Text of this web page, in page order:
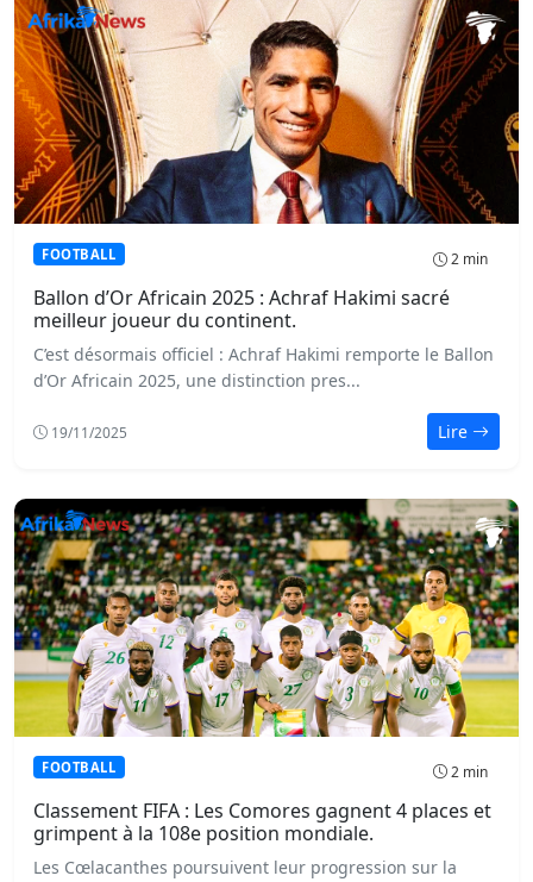
FOOTBALL 2 min
Ballon d’Or Africain 2025 : Achraf Hakimi sacré
meilleur joueur du continent.
C’est désormais officiel : Achraf Hakimi remporte le Ballon
d’Or Africain 2025, une distinction pres...
19/11/2025 Lire
FOOTBALL 2 min
Classement FIFA : Les Comores gagnent 4 places et
grimpent à la 108e position mondiale.
Les Cœlacanthes poursuivent leur progression sur la